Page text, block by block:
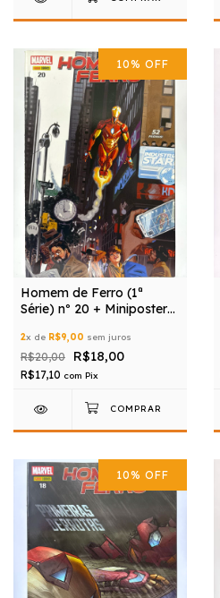
10% OFF
Homem de Ferro (1ª
Série) nº 20 + Miniposter
2x de R$9,00 sem juros
R$20,00 R$18,00
R$17,10 com Pix
10% OFF